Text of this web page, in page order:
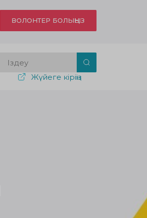
ВОЛОНТЕР БОЛЫҢЫЗ
Жүйеге кіріңіз